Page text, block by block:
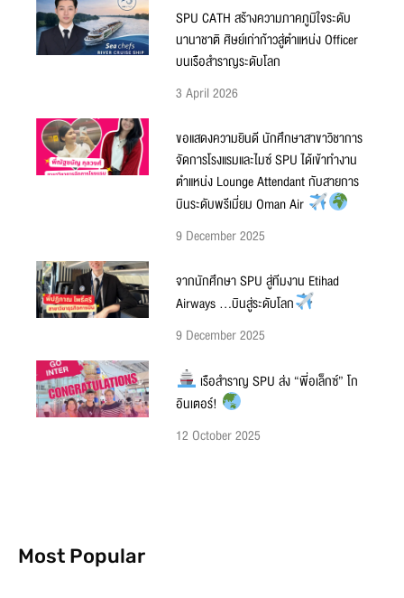
SPU CATH สร้างความภาคภูมิใจระดับ
นานาชาติ ศิษย์เก่าก้าวสู่ตำแหน่ง Officer
บนเรือสำราญระดับโลก
3 April 2026
ขอแสดงความยินดี นักศึกษาสาขาวิชาการ
จัดการโรงแรมและไมซ์ SPU ได้เข้าทำงาน
ตำแหน่ง Lounge Attendant กับสายการ
บินระดับพรีเมี่ยม Oman Air
9 December 2025
จากนักศึกษา SPU สู่ทีมงาน Etihad
Airways …บินสู่ระดับโลก
9 December 2025
เรือสำราญ SPU ส่ง “พี่อเล็กซ์” โก
อินเตอร์!
12 October 2025
Most Popular